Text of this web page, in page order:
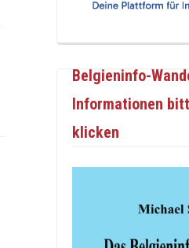
Belgieninfo-
Informationen
klicken